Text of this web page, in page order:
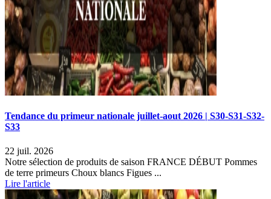
Tendance du primeur nationale juillet-aout 2026 | S30-S31-S32-
S33
22 juil. 2026
Notre sélection de produits de saison FRANCE DÉBUT Pommes
de terre primeurs Choux blancs Figues ...
Lire l'article